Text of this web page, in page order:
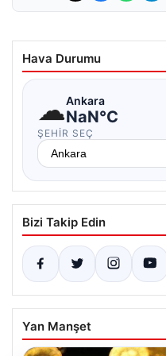
Hava Durumu
☁Ankara
NaN°C
ŞEHIR SEÇ
Bizi Takip Edin
Yan Manşet